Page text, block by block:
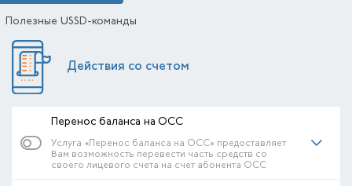
Полезные USSD-команды
Действия со счетом
Перенос баланса на ОСС
Услуга «Перенос баланса на ОСС» предоставляет
Вам возможность перевести часть средств со
своего лицевого счета на счет абонента ОСС